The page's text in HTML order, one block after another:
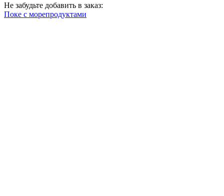
Не забудьте добавить в заказ:
Поке с морепродуктами